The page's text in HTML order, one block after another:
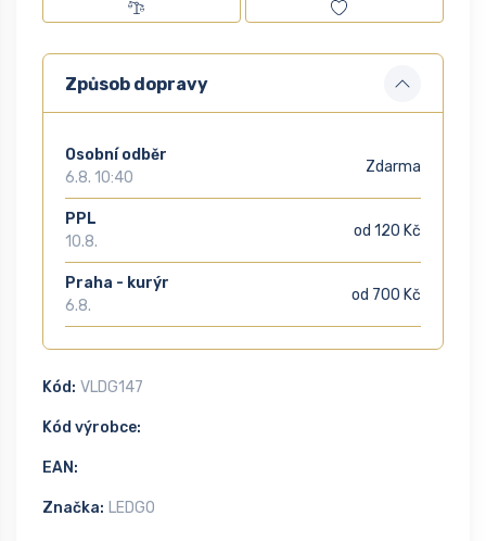
Způsob dopravy
Osobní odběr
6.8. 10:40
Zdarma
PPL
10.8.
od 120 Kč
Praha - kurýr
6.8.
od 700 Kč
Kód: VLDG147
Kód výrobce:
EAN:
Značka: LEDGO